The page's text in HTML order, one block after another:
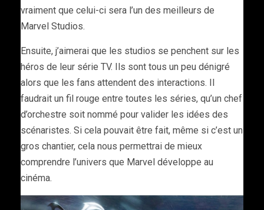
vraiment que celui-ci sera l’un des meilleurs de
Marvel Studios.
Ensuite, j’aimerai que les studios se penchent sur les
héros de leur série TV. Ils sont tous un peu dénigré
alors que les fans attendent des interactions. Il
faudrait un fil rouge entre toutes les séries, qu’un chef
d’orchestre soit nommé pour valider les idées des
scénaristes. Si cela pouvait être fait, même si c’est un
gros chantier, cela nous permettrai de mieux
comprendre l’univers que Marvel développe au
cinéma.